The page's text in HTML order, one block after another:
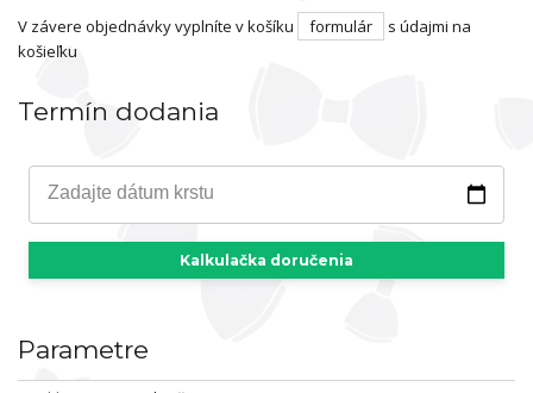
V závere objednávky vyplníte v košíku formulár
s údajmi na
košieľku
Termín dodania
Zadajte dátum krstu
Kalkulačka doručenia
Parametre